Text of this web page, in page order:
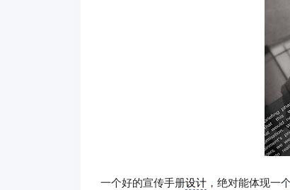
一个好的宣传手册设计 ，绝对能体现一个